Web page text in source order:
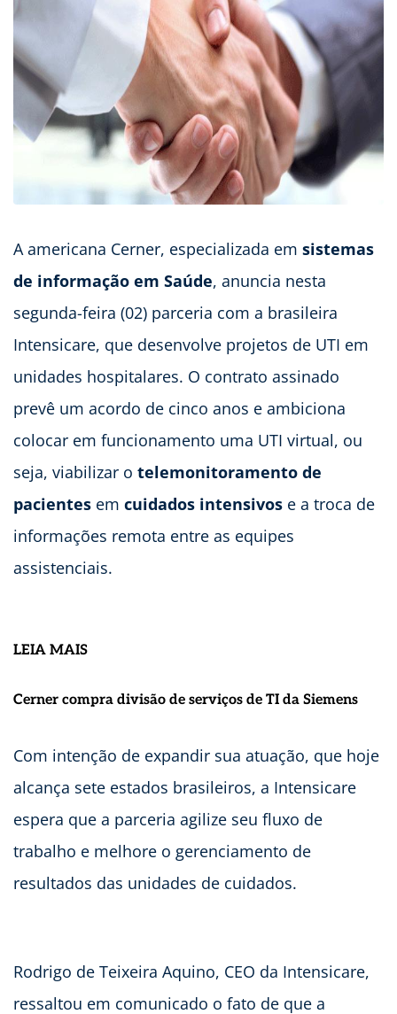
A americana Cerner, especializada em sistemas
de informação em Saúde, anuncia nesta
segunda-feira (02) parceria com a brasileira
Intensicare, que desenvolve projetos de UTI em
unidades hospitalares. O contrato assinado
prevê um acordo de cinco anos e ambiciona
colocar em funcionamento uma UTI virtual, ou
seja, viabilizar o telemonitoramento de
pacientes em cuidados intensivos e a troca de
informações remota entre as equipes
assistenciais.
LEIA MAIS
Cerner compra divisão de serviços de TI da Siemens
Com intenção de expandir sua atuação, que hoje
alcança sete estados brasileiros, a Intensicare
espera que a parceria agilize seu fluxo de
trabalho e melhore o gerenciamento de
resultados das unidades de cuidados.
Rodrigo de Teixeira Aquino, CEO da Intensicare,
ressaltou em comunicado o fato de que a